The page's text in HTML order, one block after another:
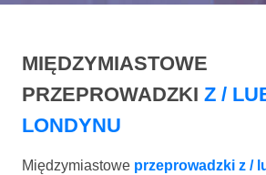
MIĘDZYMIASTOWE
PRZEPROWADZKI Z /
LONDYNU
Międzymiastowe przeprowadzki z /